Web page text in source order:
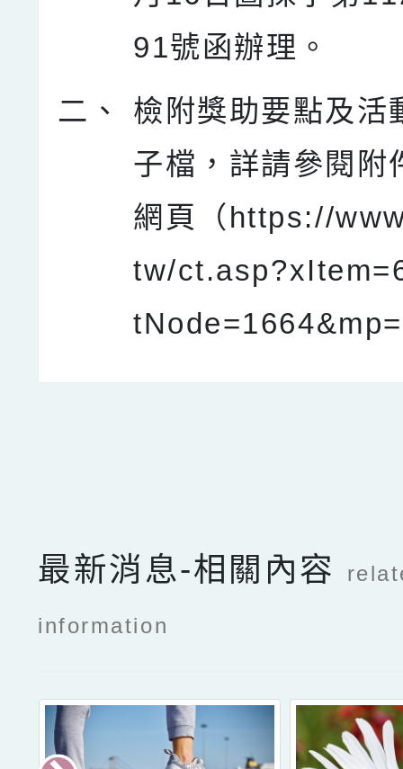
91號函辦理。
二、
檢附獎助要點及活
子檔，詳請參閱附
網頁（https://
tw/
最新消息-相關內容
information